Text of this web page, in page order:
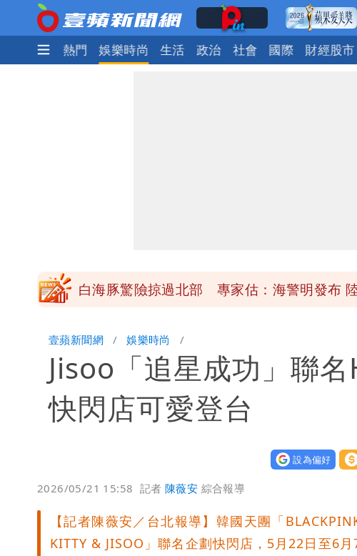
焦點 熱門 娛樂時尚 生活 政治 社會 國際 財經股市
白海豚驚險掠過北部 專家估：海警明發布
白海豚颱風逼近！鄭明典示警「恐遇黑潮
壹蘋新聞網 娛樂時尚
Jisoo「追星成功」聯
快閃店可愛登台
設為偏好
2026/05/21 15:58 記者陳薇安 綜合報導
【記者陳薇安／台北報導】韓國天團「
KITTY & JISOO」聯名企劃快閃店，5月22日至6